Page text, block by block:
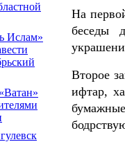
Ислам»
На
беседы
Второе
ифтар,